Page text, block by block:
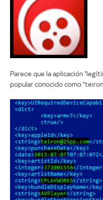
Parece que la aplicación
popular conocido como